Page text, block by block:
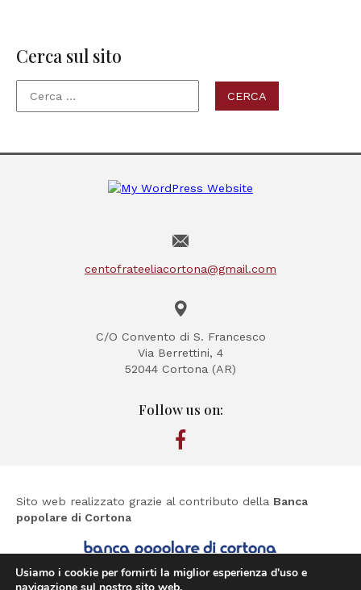
Cerca sul sito
per:
centofrateeliacortona@gmail.com
C/O Convento di S. Francesco
Via Berrettini, 4
52044 Cortona (AR)
Follow us on:
Sito web realizzato grazie al contributo della Banca
popolare di Cortona
Usiamo i cookie per fornirti la miglior esperienza d'uso e